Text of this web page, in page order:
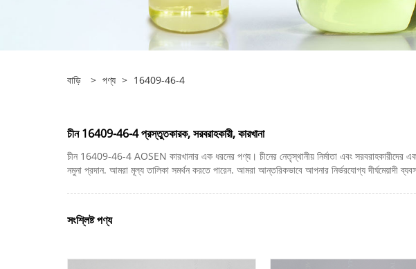
বাড়ি > পণ্য > 16409-46-4
চীন 16409-46-4 প্রস্তুতকারক, সরবরাহকারী, কারখানা
চীন 16409-46-4 AOSEN কারখানার এক ধরনের পণ্য। চীনের নেতৃস্থানীয় নির্মাতা এবং সরবরাহকারীদের
নমুনা প্রদান. আমরা মূল্য তালিকা সমর্থন করতে পারেন. আমরা আন্তরিকভাবে আপনার নির্ভরযোগ্য দীর্ঘমেয়াদী
সংশ্লিষ্ট পণ্য